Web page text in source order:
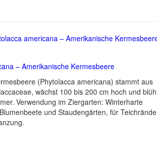
– Amerikanische Kermesbeere
(Phytolacca americana) stammt aus
wächst 100 bis 200 cm hoch und
Verwendung im Ziergarten: Winterharte
und Staudengärten, für